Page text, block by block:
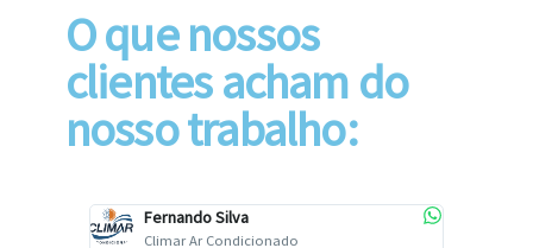
O que nossos
clientes acham do
nosso trabalho:
Fernando Silva
Climar Ar Condicionado